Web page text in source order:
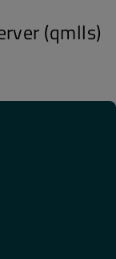
(qmlls)